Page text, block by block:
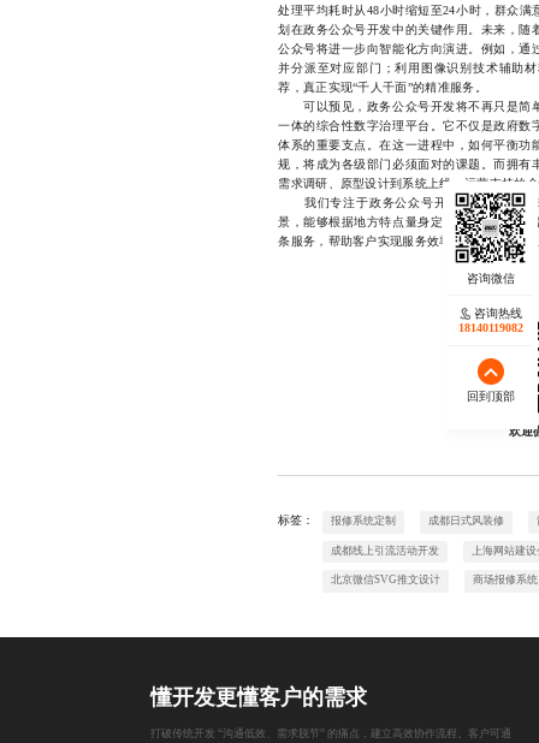
处理平均耗时从48小时缩短至24小时，群众
划在政务公众号开发中的关键作用。未来，
公众号将进一步向智能化方向演进。例如，
并分派至对应部门；利用图像识别技术辅助
荐，真正实现“千人千面”的精准服务。
可以预见，政务公众号开发将不再只是简
一体的综合性数字治理平台。它不仅是政府
体系的重要支点。在这一进程中，如何平衡
规，将成为各级部门必须面对的课题。而拥
需求调研、原型设计到系统上线、运营支持的
我们专注于政务公众号开发领域多年，深
景，能够根据地方特点量身定制解决方案，
条服务，帮助客户实现服务效率与公众满意度
欢迎
标签： 报修系统定制 成都日式风装修
成都线上引流活动开发 上海网站建
北京微信SVG推文设计 商场报修系统
咨询热线
18140119082
回到顶部
懂开发更懂客户的需求
打破传统开发 “沟通低效、需求脱节” 的痛点，建立高效协作流程。客户可通